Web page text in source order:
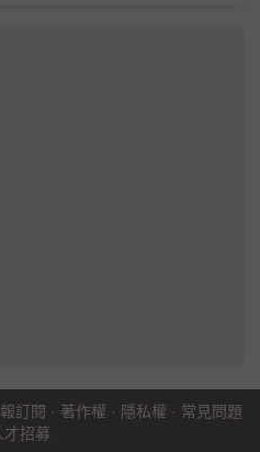
訂閱 · 著作權 · 隱私權 · 常見問題
才招募